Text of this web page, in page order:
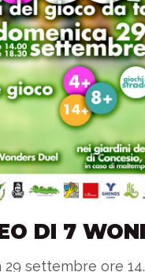
DI 7
29 settembre ore